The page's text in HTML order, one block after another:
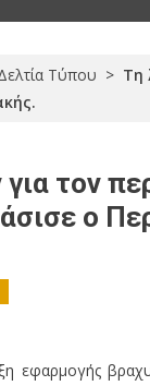
Τύπου > Τη
τον
ο
εφαρμογής